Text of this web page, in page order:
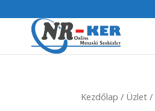
Kezdőlap / Üzlet /